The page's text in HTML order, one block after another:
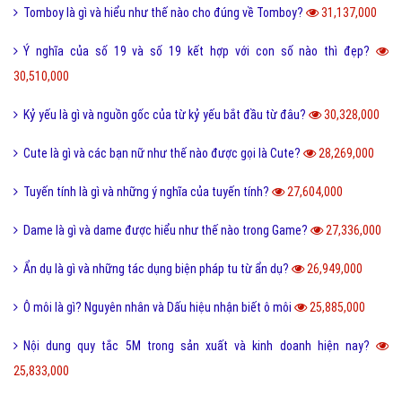
Tomboy là gì và hiểu như thế nào cho đúng về Tomboy? 31,137,000
Ý nghĩa của số 19 và số 19 kết hợp với con số nào thì đẹp?
30,510,000
Kỷ yếu là gì và nguồn gốc của từ kỷ yếu bắt đầu từ đâu? 30,328,000
Cute là gì và các bạn nữ như thế nào được gọi là Cute? 28,269,000
Tuyến tính là gì và những ý nghĩa của tuyến tính? 27,604,000
Dame là gì và dame được hiểu như thế nào trong Game? 27,336,000
Ẩn dụ là gì và những tác dụng biện pháp tu từ ẩn dụ? 26,949,000
Ô môi là gì? Nguyên nhân và Dấu hiệu nhận biết ô môi 25,885,000
Nội dung quy tắc 5M trong sản xuất và kinh doanh hiện nay?
25,833,000